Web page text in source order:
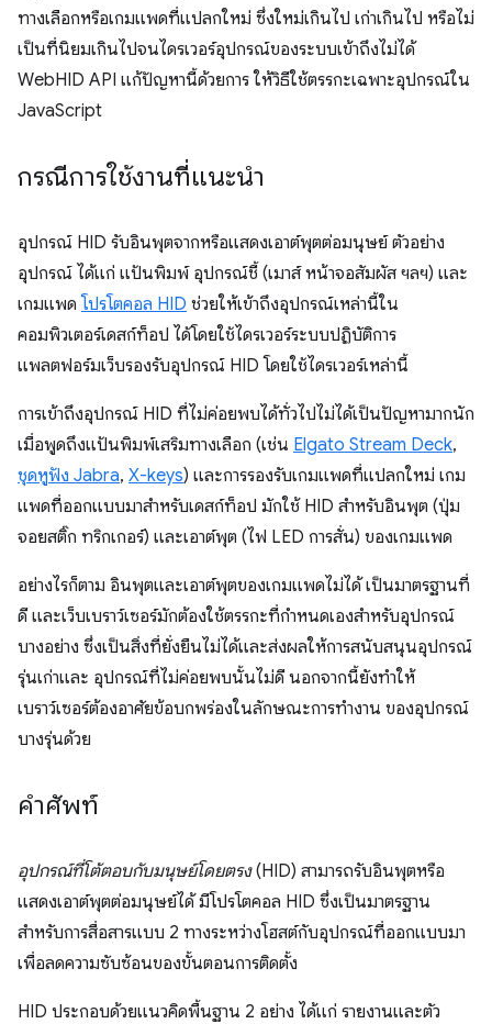
ทางเลือกหรือเกมแพดที่แปลกใหม่ ซึ่งใหม่เกินไป เก่าเกินไป หรือไม่
เป็นที่นิยมเกินไปจนไดรเวอร์อุปกรณ์ของระบบเข้าถึงไม่ได้
WebHID API แก้ปัญหานี้ด้วยการ ให้วิธีใช้ตรรกะเฉพาะอุปกรณ์ใน
JavaScript
กรณีการใช้งานที่แนะนำ
อุปกรณ์ HID รับอินพุตจากหรือแสดงเอาต์พุตต่อมนุษย์ ตัวอย่าง
อุปกรณ์ ได้แก่ แป้นพิมพ์ อุปกรณ์ชี้ (เมาส์ หน้าจอสัมผัส ฯลฯ) และ
เกมแพด โปรโตคอล HID ช่วยให้เข้าถึงอุปกรณ์เหล่านี้ใน
คอมพิวเตอร์เดสก์ท็อป ได้โดยใช้ไดรเวอร์ระบบปฏิบัติการ
แพลตฟอร์มเว็บรองรับอุปกรณ์ HID โดยใช้ไดรเวอร์เหล่านี้
การเข้าถึงอุปกรณ์ HID ที่ไม่ค่อยพบได้ทั่วไปไม่ได้เป็นปัญหามากนัก
เมื่อพูดถึงแป้นพิมพ์เสริมทางเลือก (เช่น Elgato Stream Deck,
ชุดหูฟัง Jabra, X-keys) และการรองรับเกมแพดที่แปลกใหม่ เกม
แพดที่ออกแบบมาสำหรับเดสก์ท็อป มักใช้ HID สำหรับอินพุต (ปุ่ม
จอยสติ๊ก ทริกเกอร์) และเอาต์พุต (ไฟ LED การสั่น) ของเกมแพด
อย่างไรก็ตาม อินพุตและเอาต์พุตของเกมแพดไม่ได้ เป็นมาตรฐานที่
ดี และเว็บเบราว์เซอร์มักต้องใช้ตรรกะที่กำหนดเองสำหรับอุปกรณ์
บางอย่าง ซึ่งเป็นสิ่งที่ยั่งยืนไม่ได้และส่งผลให้การสนับสนุนอุปกรณ์
รุ่นเก่าและ อุปกรณ์ที่ไม่ค่อยพบนั้นไม่ดี นอกจากนี้ยังทำให้
เบราว์เซอร์ต้องอาศัยข้อบกพร่องในลักษณะการทำงาน ของอุปกรณ์
บางรุ่นด้วย
คำศัพท์
อุปกรณ์ที่โต้ตอบกับมนุษย์โดยตรง(HID) สามารถรับอินพุตหรือ
แสดงเอาต์พุตต่อมนุษย์ได้ มีโปรโตคอล HID ซึ่งเป็นมาตรฐาน
สำหรับการสื่อสารแบบ 2 ทางระหว่างโฮสต์กับอุปกรณ์ที่ออกแบบมา
เพื่อลดความซับซ้อนของขั้นตอนการติดตั้ง
HID ประกอบด้วยแนวคิดพื้นฐาน 2 อย่าง ได้แก่ รายงานและตัว